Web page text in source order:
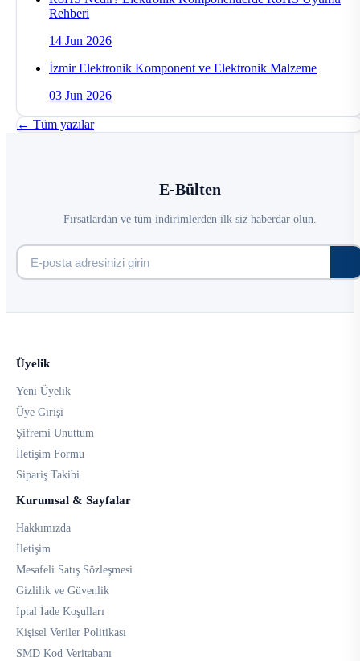
Rehberi
14 Jun 2026
İzmir Elektronik Komponent ve Elektronik Malzeme
03 Jun 2026
← Tüm yazılar
E-Bülten
Fırsatlardan ve tüm indirimlerden ilk siz haberdar olun.
Üyelik
Yeni Üyelik
Üye Girişi
Şifremi Unuttum
İletişim Formu
Sipariş Takibi
Kurumsal & Sayfalar
Hakkımızda
İletişim
Mesafeli Satış Sözleşmesi
Gizlilik ve Güvenlik
İptal İade Koşulları
Kişisel Veriler Politikası
SMD Kod Veritabanı